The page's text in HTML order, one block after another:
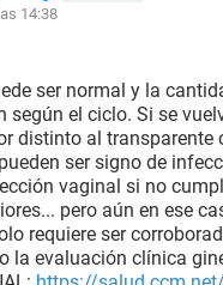
14:38
ser normal y la
según el ciclo. Si se
distinto al transparente
ser signo de
vaginal si no
pero aún en ese
requiere ser
la evaluación clínica